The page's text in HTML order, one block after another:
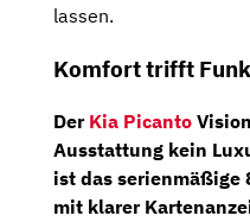
lassen.
Komfort trifft
Der Kia Picanto
Ausstattung kein
ist das serienmäßige
mit klarer